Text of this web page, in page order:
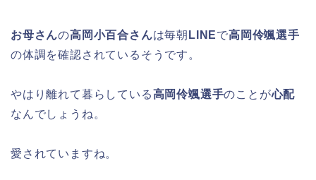
お母さんの高岡小百合さんは毎朝 LINEで高岡伶颯選手
の体調を確認されているそうです。
やはり離れて暮らしている高岡伶颯選手のことが心配
なんでしょうね。
愛されていますね。